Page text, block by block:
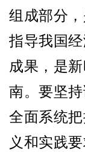
组成部分
指导我国
成果，是
南。要坚
全面系统
义和实践